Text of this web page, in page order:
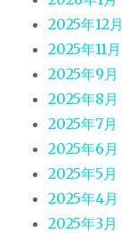
2025年12月
2025年11月
2025年9月
2025年8月
2025年7月
2025年6月
2025年5月
2025年4月
2025年3月